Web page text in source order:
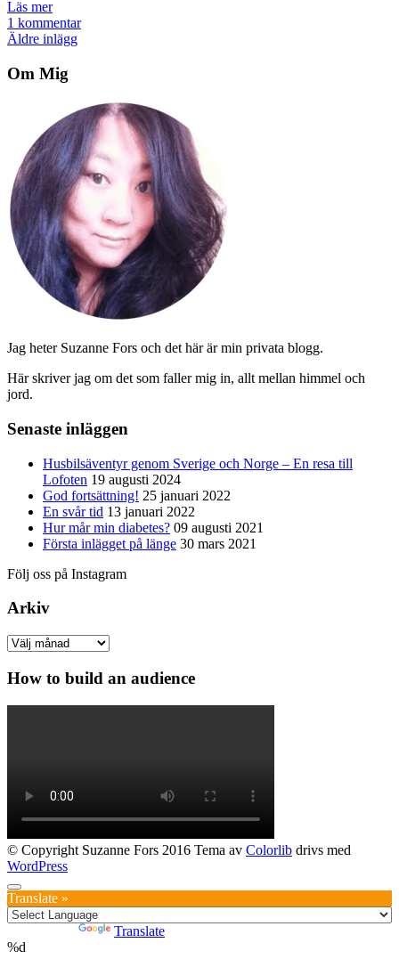
Läs mer
1 kommentar
Inläggsnavigering
Äldre inlägg
Om Mig
Jag heter Suzanne Fors och det här är min privata blogg.
Här skriver jag om det som faller mig in, allt mellan himmel och
jord.
Senaste inläggen
Husbilsäventyr genom Sverige och Norge – En resa till
Lofoten 19 augusti 2024
God fortsättning! 25 januari 2022
En svår tid 13 januari 2022
Hur mår min diabetes? 09 augusti 2021
Första inlägget på länge 30 mars 2021
Följ oss på Instagram
Arkiv
Arkiv
How to build an audience
© Copyright Suzanne Fors 2016 Tema av Colorlib drivs med
WordPress
Translate »
Translate
%d